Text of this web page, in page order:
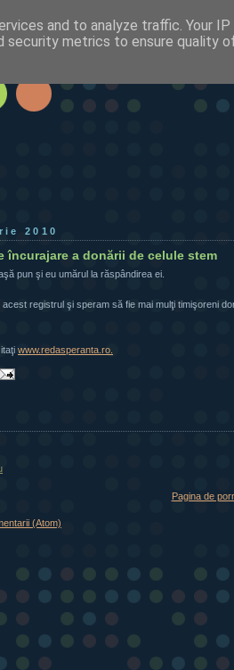
2010
încurajare a donării de celule stem
pun şi eu umărul la răspândirea ei.
acest registrul şi speram să fie mai mulţi timişoreni
www.redasperanta.ro.
Pagina de
(Atom)
and to analyze traffic. Your
security metrics to ensure quality